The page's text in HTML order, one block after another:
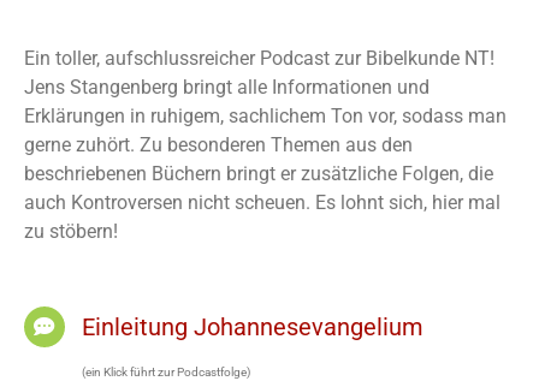
Ein toller, aufschlussreicher Podcast zur Bibelkunde NT!
Jens Stangenberg bringt alle Informationen und
Erklärungen in ruhigem, sachlichem Ton vor, sodass man
gerne zuhört. Zu besonderen Themen aus den
beschriebenen Büchern bringt er zusätzliche Folgen, die
auch Kontroversen nicht scheuen. Es lohnt sich, hier mal
zu stöbern!
Einleitung Johannesevangelium
(ein Klick führt zur Podcastfolge)